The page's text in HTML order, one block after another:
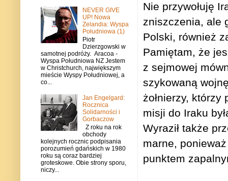
Nie przywołuję
zniszczenia, ale
Polski, również
Pamiętam, że
z sejmowej
szykowaną
żołnierzy, którzy
misji do Iraku
Wyraził także
marne,
punktem
NEVER GIVE
UP! Nowa
Zelandia: Wyspa
Południowa (1)
Piotr
Dzierzgowski w
samotnej podróży. Aracoa -
Wyspa Południowa NZ Jestem
w Christchurch, największym
mieście Wyspy Południowej, a
co...
Jan Engelgard:
Rocznica
Solidarności i
Gorbaczow
Z roku na rok
obchody
kolejnych rocznic podpisania
porozumień gdańskich w 1980
roku są coraz bardziej
groteskowe. Obie strony sporu,
niczy...